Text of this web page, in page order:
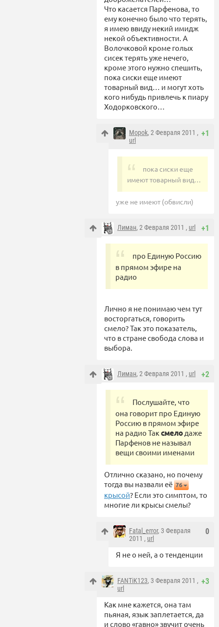
Что касается Парфенова, то
ему конечно было что терять,
я имею ввиду некий имидж
некой объективности. А
Волочковой кроме голых
сисек терять уже нечего,
кроме этого нужно спешить,
пока сиски еще имеют
товарный вид… и могут хоть
кого нибудь привлечь к пиару
Ходорковского…
+1
Mopok, 2 Февраля 2011 ,
url
пока сиски еще
имеют товарный вид…
уже не имеют (обвисли)
+1
Лиман, 2 Февраля 2011 , url
про Единую Россию
в прямом эфире на
радио
Лично я не понимаю чем тут
восторгаться, говорить
смело? Так это показатель,
что в стране свобода слова и
выбора.
+2
Лиман, 2 Февраля 2011 , url
Послушайте, что
она говорит про Единую
Россию в прямом эфире
на радио Таксмело даже
Парфенов не называл
вещи своими именами
Отлично сказано, но почему
тогда вы назвали её 76
крысой? Если это симптом, то
многие ли крысы смелы?
0
Fatal_error, 3 Февраля
2011 , url
Я не о ней, а о тенденции
+3
FANTiK123, 3 Февраля 2011 ,
url
Как мне кажется, она там
пьяная, язык заплетается, да
и слово «гавно» звучит очень